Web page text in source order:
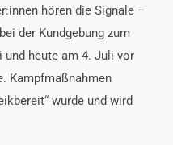
hören die Signale –
der Kundgebung zum
heute am 4. Juli vor
Kampfmaßnahmen
wurde und wird